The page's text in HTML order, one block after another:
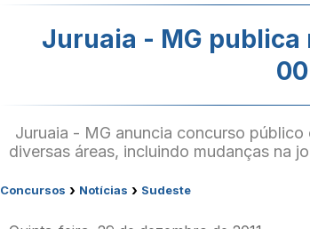
Juruaia - MG publica
Juruaia - MG anuncia concurso
diversas áreas, incluindo mudanças na
Concursos › Notícias › Sudeste